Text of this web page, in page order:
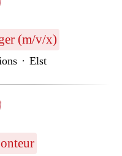
(m/v/x)
· Elst